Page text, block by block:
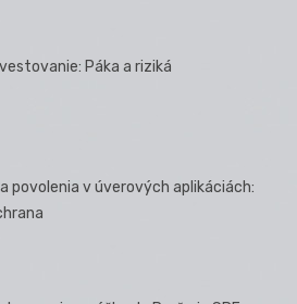
Páka a riziká
povolenia v úverových aplikáciách: